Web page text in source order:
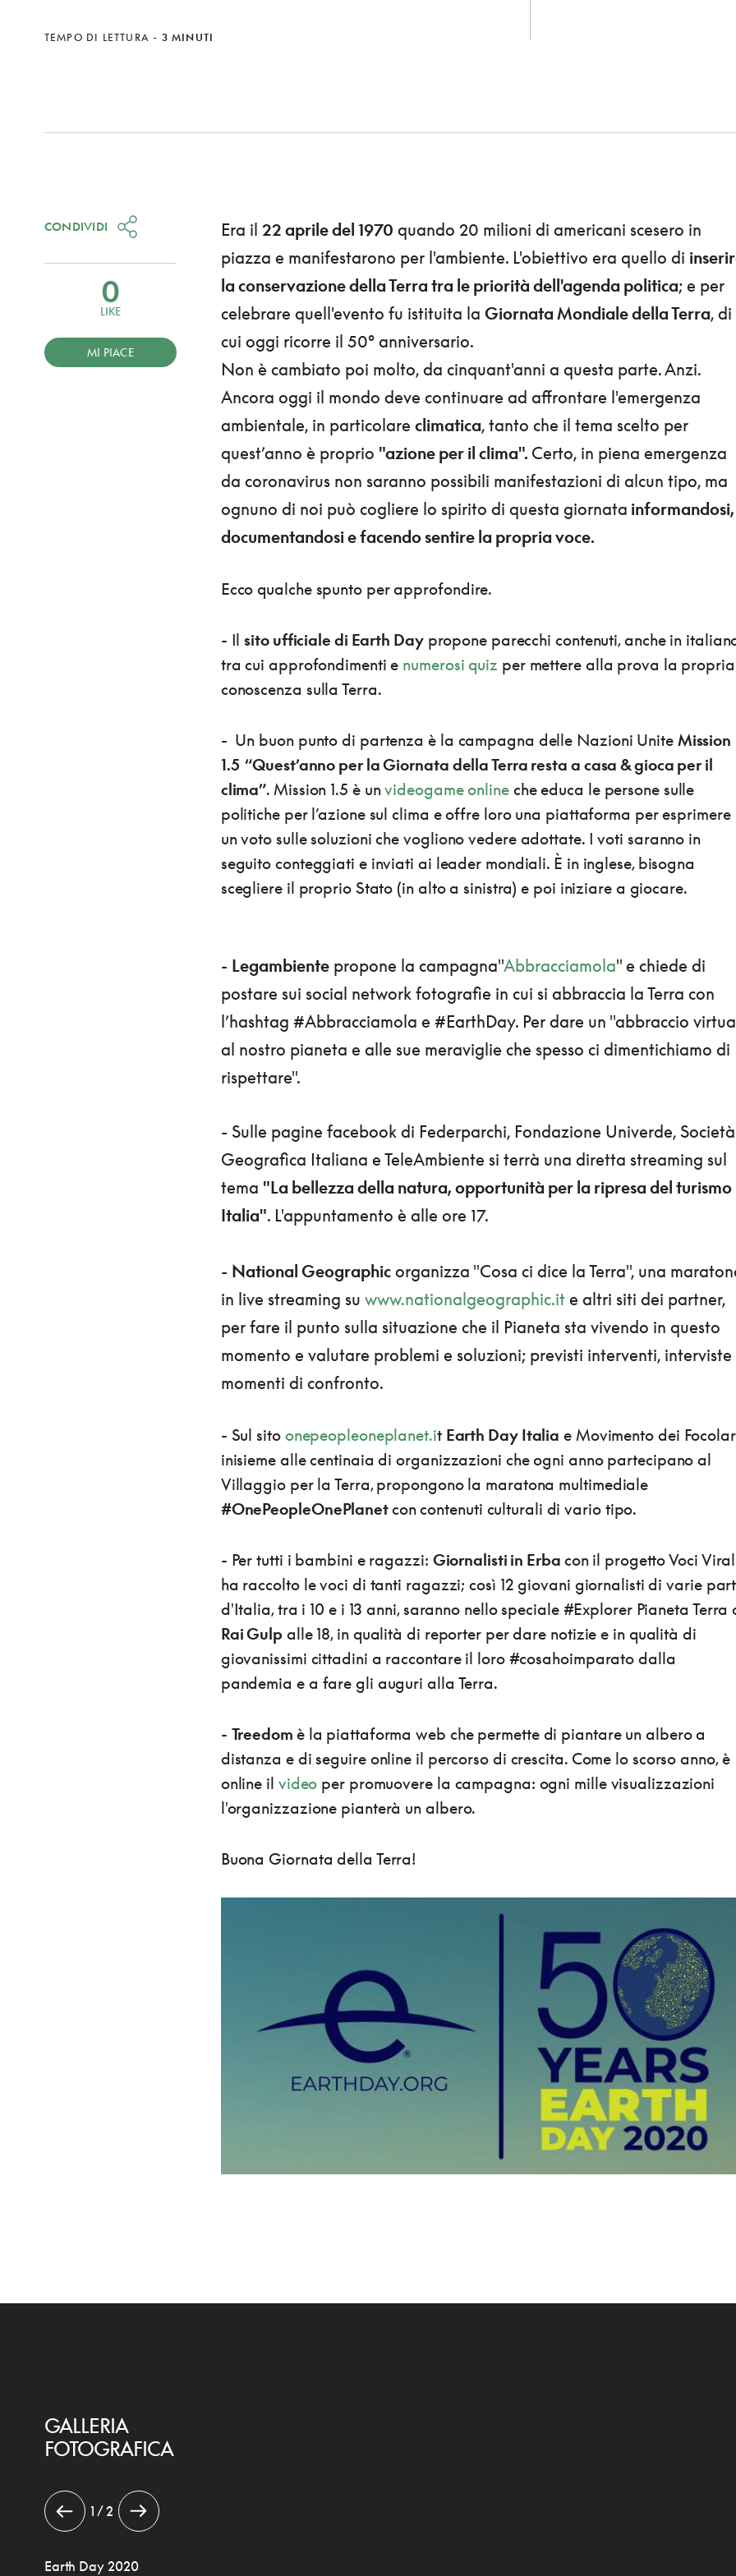
TEMPO DI LETTURA - 3 MINUTI
Era il 22 aprile del 1970 quando 20 milioni di americani scesero in
piazza e manifestarono per l'ambiente. L'obiettivo era quello di
la conservazione della Terra tra le priorità dell'agenda politica; e per
celebrare quell'evento fu istituita la Giornata Mondiale della Terra, di
cui oggi ricorre il 50° anniversario.
Non è cambiato poi molto, da cinquant'anni a questa parte. Anzi.
Ancora oggi il mondo deve continuare ad affrontare l'emergenza
ambientale, in particolare climatica, tanto che il tema scelto per
quest’anno è proprio "azione per il clima". Certo, in piena emergenza
da coronavirus non saranno possibili manifestazioni di alcun tipo, ma
ognuno di noi può cogliere lo spirito di questa giornata informandosi,
documentandosi e facendo sentire la propria voce.
Ecco qualche spunto per approfondire.
- Ilsito ufficiale di Earth Daypropone parecchi contenuti, anche in
tra cui approfondimenti e numerosi quiz per mettere alla prova la propria
conoscenza sulla Terra.
- Un buon punto di partenza è la campagna delle Nazioni Unite Mission
1.5 “Quest’anno per la Giornata della Terra resta a casa & gioca per il
clima”. Mission 1.5 è unvideogame onlineche educa le persone sulle
politiche per l’azione sul clima e offre loro una piattaforma per esprimere
un voto sulle soluzioni che vogliono vedere adottate. I voti saranno in
seguito conteggiati e inviati ai leader mondiali. È in inglese, bisogna
scegliere il proprio Stato (in alto a sinistra) e poi iniziare a giocare.
- Legambientepropone la campagna"Abbracciamola" e chiede di
postare sui social network fotografie in cui si abbraccia la Terra con
l’hashtag #Abbracciamola e #EarthDay. Per dare un "abbraccio
al nostro pianeta e alle sue meraviglie che spesso ci dimentichiamo di
rispettare".
- Sulle pagine facebook di Federparchi, Fondazione Univerde, Società
Geografica Italiana e TeleAmbiente si terrà una diretta streaming sul
tema "La bellezza della natura, opportunità per la ripresa del turismo
Italia". L'appuntamento è alle ore 17.
- National Geographicorganizza "Cosa ci dice la Terra", una
in live streaming su www.nationalgeographic.ite altri siti dei partner,
per fare il punto sulla situazione che il Pianeta sta vivendo in questo
momento e valutare problemi e soluzioni; previsti interventi, interviste
momenti di confronto.
- Sul sito onepeopleoneplanet.it Earth Day Italia e Movimento dei
inisieme alle centinaia di organizzazioni che ogni anno partecipano al
Villaggio per la Terra, propongono la maratona multimediale
#OnePeopleOnePlanetcon contenuti culturali di vario tipo.
- Per tutti i bambini e ragazzi: Giornalisti in Erba con il progetto Voci
ha raccolto le voci di tanti ragazzi; così 12 giovani giornalisti di varie
d'Italia, tra i 10 e i 13 anni, saranno nello speciale #Explorer Pianeta Terra
Rai Gulp alle 18, in qualità di reporter per dare notizie e in qualità di
giovanissimi cittadini a raccontare il loro #cosahoimparato dalla
pandemia e a fare gli auguri alla Terra.
- Treedom è la piattaforma web che permette di piantare un albero a
distanza e di seguire online il percorso di crescita. Come lo scorso anno, è
online il video per promuovere la campagna: ogni mille visualizzazioni
l'organizzazione pianterà un albero.
Buona Giornata della Terra!
CONDIVIDI
0
LIKE
MI PIACE
GALLERIA
FOTOGRAFICA
1 / 2
Earth Day 2020